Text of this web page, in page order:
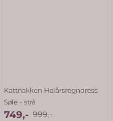
Kattnakken Helårsregndress
Søle - strå
749,- 999,-